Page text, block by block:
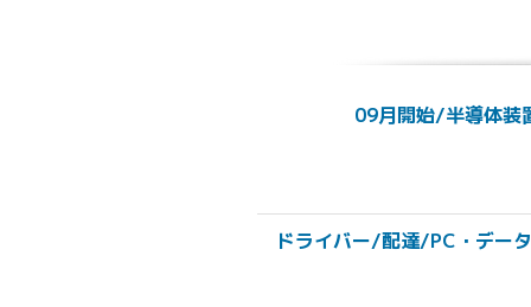
09月開始/半導体装
ドライバー/配達/PC・デー